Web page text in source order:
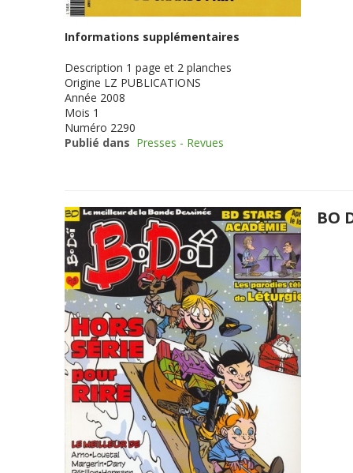
Informations supplémentaires
Description 1 page et 2 planches
Origine LZ PUBLICATIONS
Année 2008
Mois 1
Numéro 2290
Publié dans Presses - Revues
BO